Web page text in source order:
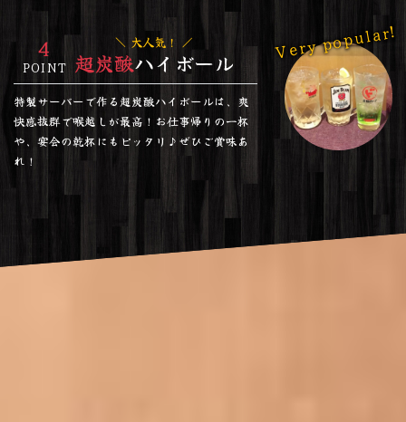
Very popular!
4
POINT
大人気！
超炭酸ハイボール
特製サーバーで作る超炭酸ハイボールは、爽
快感抜群で喉越しが最高！お仕事帰りの一杯
や、宴会の乾杯にもピッタリ♪ぜひご賞味あ
れ！